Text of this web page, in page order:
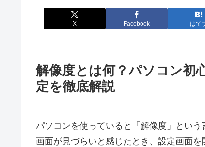
X Facebook はて
解像度とは何？パソコン初
定を徹底解説
パソコンを使っていると「解像度」とい
画面が見づらいと感じたとき、設定画面を